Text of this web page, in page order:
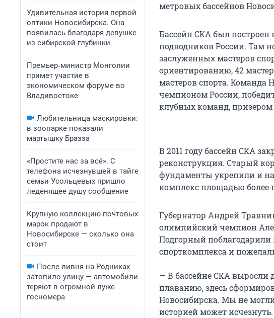
Удивительная история первой
оптики Новосибирска. Она
появилась благодаря девушке
из сибирской глубинки
Премьер‑министр Монголии
примет участие в
экономическом форуме во
Владивостоке
Любительница маскировки:
в зоопарке показали
мартышку Бразза
«Простите нас за всё». С
телефона исчезнувшей в тайге
семьи Усольцевых пришло
леденящее душу сообщение
Крупную коллекцию почтовых
марок продают в
Новосибирске — сколько она
стоит
После ливня на Родниках
затопило улицу — автомобили
теряют в огромной луже
госномера
метровых бассейнов
Бассейн СКА был построен
подводников России. Там
заслуженных мастеров
ориентированию, 42
мастеров спорта. Команда
чемпионом России,
клубных команд,
В 2011 году бассейн СКА
реконструкция. Старый
фундаменты укрепили и
комплекс площадью более
Губернатор Андрей
олимпийский чемпион
Подгорный поблагодарили
спорткомплекса и
— В бассейне СКА выросли
плаванию, здесь
Новосибирска. Мы не
историей может